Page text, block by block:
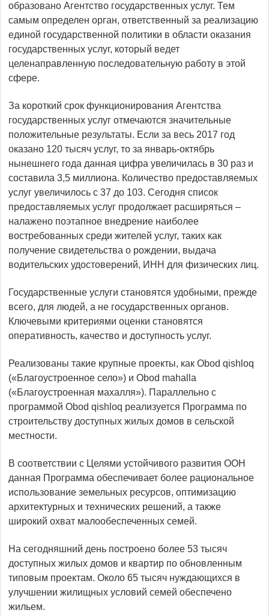
образовано Агентство государственных услуг. Тем
самым определен орган, ответственный за реализацию
единой государственной политики в области оказания
государственных услуг, который ведет
целенаправленную последовательную работу в этой
сфере.
За короткий срок функционирования Агентства
государственных услуг отмечаются значительные
положительные результаты. Если за весь 2017 год
оказано 120 тысяч услуг, то за январь-октябрь
нынешнего года данная цифра увеличилась в 30 раз и
составила 3,5 миллиона. Количество предоставляемых
услуг увеличилось с 37 до 103. Сегодня список
предоставляемых услуг продолжает расширяться –
налажено поэтапное внедрение наиболее
востребованных среди жителей услуг, таких как
получение свидетельства о рождении, выдача
водительских удостоверений, ИНН для физических лиц.
Государственные услуги становятся удобными, прежде
всего, для людей, а не государственных органов.
Ключевыми критериями оценки становятся
оперативность, качество и доступность услуг.
Реализованы такие крупные проекты, как Obod qishloq
(«Благоустроенное село») и Obod mahalla
(«Благоустроенная махалля»). Параллельно с
программой Obod qishloq реализуется Программа по
строительству доступных жилых домов в сельской
местности.
В соответствии с Целями устойчивого развития ООН
данная Программа обеспечивает более рациональное
использование земельных ресурсов, оптимизацию
архитектурных и технических решений, а также
широкий охват малообеспеченных семей.
На сегодняшний день построено более 53 тысяч
доступных жилых домов и квартир по обновленным
типовым проектам. Около 65 тысяч нуждающихся в
улучшении жилищных условий семей обеспечено
жильем.